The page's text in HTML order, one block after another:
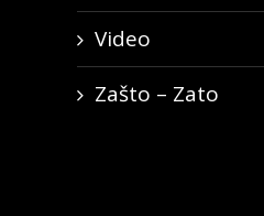
Video
Zašto – Zato